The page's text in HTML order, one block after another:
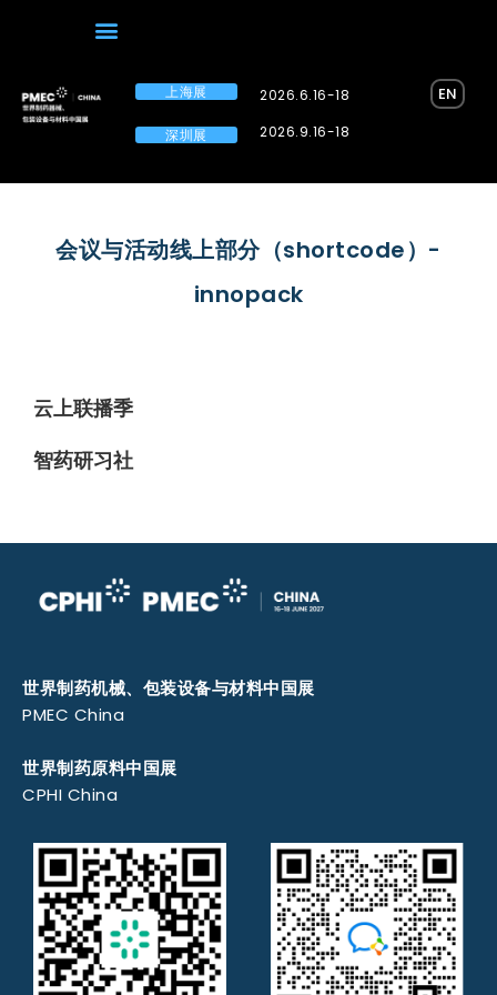
上海展
深圳展
2026.6.16-18
2026.9.16-18
EN
会议与活动线上部分（shortcode）-
innopack
云上联播季
智药研习社
世界制药机械、包装设备与材料中国展
PMEC China
世界制药原料中国展
CPHI China